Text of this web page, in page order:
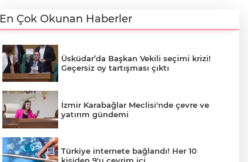
En Çok Okunan Haberler
Üsküdar’da Başkan Vekili seçimi krizi!
Geçersiz oy tartışması çıktı
İzmir Karabağlar Meclisi'nde çevre ve
yatırım gündemi
Türkiye internete bağlandı! Her 10